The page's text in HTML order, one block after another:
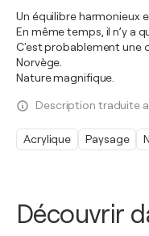
Découvrir
Un équilibre harmonieux
En même temps, il n’y a
C'est probablement une
Norvège.
Nature magnifique.
Description traduite
Acrylique Paysage